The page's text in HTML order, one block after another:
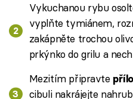
Vykuchanou rybu
vyplňte tymiánem,
zakápněte trochou
prkýnko do grilu a
Mezitím připravte
cibuli nakrájejte